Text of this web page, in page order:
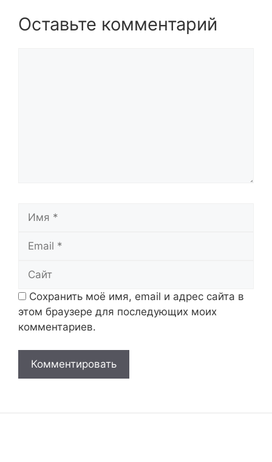
Оставьте комментарий
Сохранить моё имя, email и адрес сайта в
этом браузере для последующих моих
комментариев.